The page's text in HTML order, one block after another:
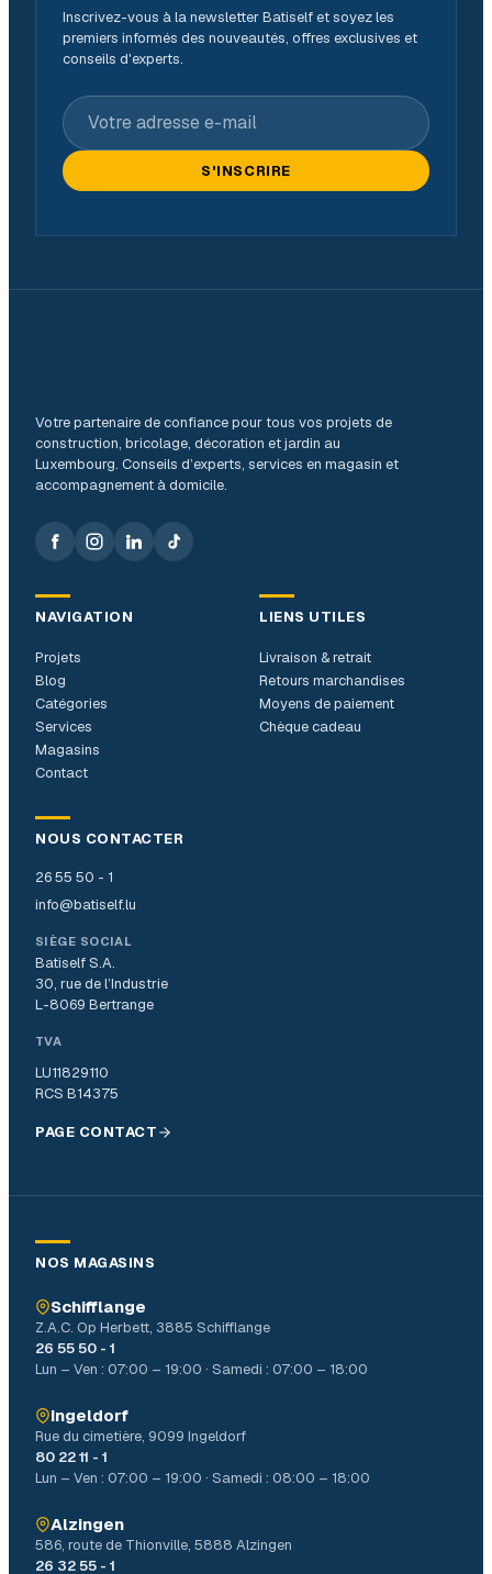
Inscrivez-vous à la newsletter Batiself et soyez les
premiers informés des nouveautés, offres exclusives et
conseils d'experts.
Votre adresse e-mail
S'INSCRIRE
Votre partenaire de confiance pour tous vos projets de
construction, bricolage, décoration et jardin au
Luxembourg. Conseils d’experts, services en magasin et
accompagnement à domicile.
NAVIGATION
Projets
Blog
Catégories
Services
Magasins
Contact
LIENS UTILES
Livraison & retrait
Retours marchandises
Moyens de paiement
Chèque cadeau
NOUS CONTACTER
26 55 50 - 1
info@batiself.lu
SIÈGE SOCIAL
Batiself S.A.
30, rue de l’Industrie
L-8069 Bertrange
TVA
LU11829110
RCS B14375
PAGE CONTACT
NOS MAGASINS
Schifflange
Z.A.C. Op Herbett, 3885 Schifflange
26 55 50 - 1
Lun – Ven : 07:00 – 19:00 · Samedi : 07:00 – 18:00
Ingeldorf
Rue du cimetière, 9099 Ingeldorf
80 22 11 - 1
Lun – Ven : 07:00 – 19:00 · Samedi : 08:00 – 18:00
Alzingen
586, route de Thionville, 5888 Alzingen
26 32 55 - 1